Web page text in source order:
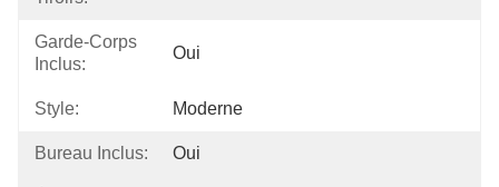
Garde-Corps
Inclus:
Oui
Style: Moderne
Bureau Inclus: Oui